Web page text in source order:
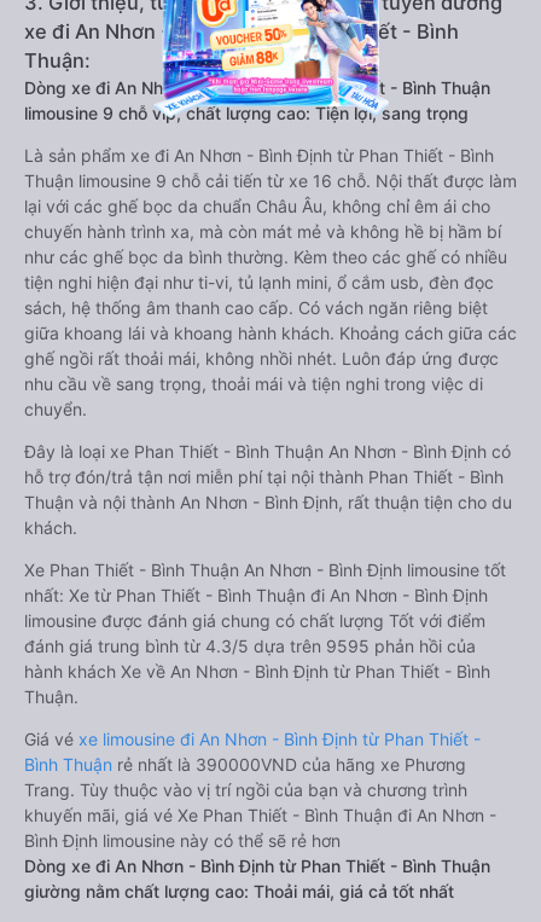
xe đi An Nhơn - Bình Định từ Phan Thiết - Bình
Thuận:
Dòng xe đi An Nhơn - Bình Định từ Phan Thiết - Bình Thuận
limousine 9 chỗ vip, chất lượng cao: Tiện lợi, sang trọng
Là sản phẩm xe đi An Nhơn - Bình Định từ Phan Thiết - Bình
Thuận limousine 9 chỗ cải tiến từ xe 16 chỗ. Nội thất được làm
lại với các ghế bọc da chuẩn Châu Âu, không chỉ êm ái cho
chuyến hành trình xa, mà còn mát mẻ và không hề bị hầm bí
như các ghế bọc da bình thường. Kèm theo các ghế có nhiều
tiện nghi hiện đại như ti-vi, tủ lạnh mini, ổ cắm usb, đèn đọc
sách, hệ thống âm thanh cao cấp. Có vách ngăn riêng biệt
giữa khoang lái và khoang hành khách. Khoảng cách giữa các
ghế ngồi rất thoải mái, không nhồi nhét. Luôn đáp ứng được
nhu cầu về sang trọng, thoải mái và tiện nghi trong việc di
chuyển.
Đây là loại xe Phan Thiết - Bình Thuận An Nhơn - Bình Định có
hỗ trợ đón/trả tận nơi miễn phí tại nội thành Phan Thiết - Bình
Thuận và nội thành An Nhơn - Bình Định, rất thuận tiện cho du
khách.
Xe Phan Thiết - Bình Thuận An Nhơn - Bình Định limousine tốt
nhất: Xe từ Phan Thiết - Bình Thuận đi An Nhơn - Bình Định
limousine được đánh giá chung có chất lượng Tốt với điểm
đánh giá trung bình từ 4.3/5 dựa trên 9595 phản hồi của
hành khách Xe về An Nhơn - Bình Định từ Phan Thiết - Bình
Thuận.
Giá vé xe limousine đi An Nhơn - Bình Định từ Phan Thiết -
Bình Thuận rẻ nhất là 390000VND của hãng xe Phương
Trang. Tùy thuộc vào vị trí ngồi của bạn và chương trình
khuyến mãi, giá vé Xe Phan Thiết - Bình Thuận đi An Nhơn -
Bình Định limousine này có thể sẽ rẻ hơn
Dòng xe đi An Nhơn - Bình Định từ Phan Thiết - Bình Thuận
giường nằm chất lượng cao: Thoải mái, giá cả tốt nhất